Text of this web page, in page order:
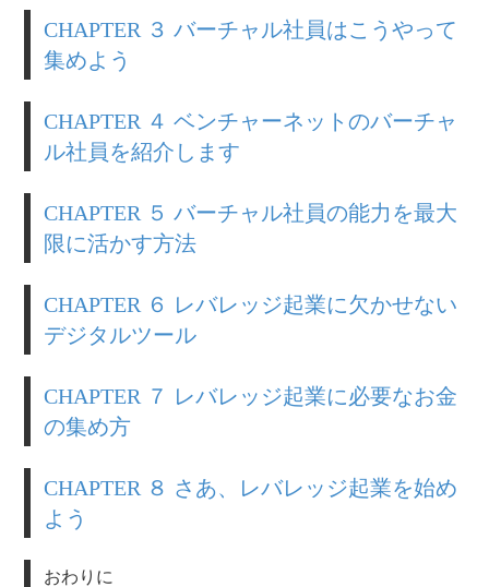
CHAPTER ３ バーチャル社員はこうやって
集めよう
CHAPTER ４ ベンチャーネットのバーチャ
ル社員を紹介します
CHAPTER ５ バーチャル社員の能力を最大
限に活かす方法
CHAPTER ６ レバレッジ起業に欠かせない
デジタルツール
CHAPTER ７ レバレッジ起業に必要なお金
の集め方
CHAPTER ８ さあ、レバレッジ起業を始め
よう
おわりに